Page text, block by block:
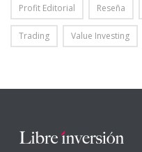
Profit Editorial Reseña
Trading Value Investing